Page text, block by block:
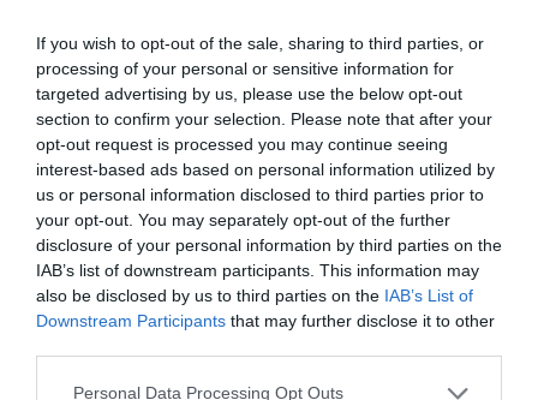
If you wish to opt-out of the sale, sharing to third parties, or
processing of your personal or sensitive information for
targeted advertising by us, please use the below opt-out
section to confirm your selection. Please note that after your
opt-out request is processed you may continue seeing
interest-based ads based on personal information utilized by
us or personal information disclosed to third parties prior to
your opt-out. You may separately opt-out of the further
disclosure of your personal information by third parties on the
IAB’s list of downstream participants. This information may
also be disclosed by us to third parties on the IAB’s List of
Downstream Participants that may further disclose it to other
Personal Data Processing Opt Outs
näringsliv och idrott
NÄRINGSLIV Tomas Ackelman har spelat en central
roll i att forma Norrtäljes näringsliv och idrottsscen, från
att rädda Roslagens Sparbank till att starta initiativ som
Företagsgalan och Idrottsgalan.
Stora satsningar på
biblioteksutveckling i Norrtälje